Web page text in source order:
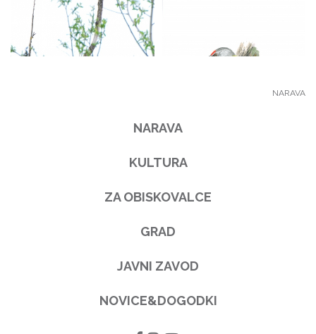
NARAVA
NARAVA
KULTURA
ZA OBISKOVALCE
GRAD
JAVNI ZAVOD
NOVICE&DOGODKI